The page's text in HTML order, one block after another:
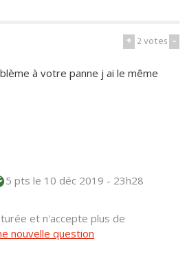
+ 2votes -
à votre panne j ai le même
5 ptsle 10 déc 2019 - 23h28
et n'accepte plus de
nouvelle question